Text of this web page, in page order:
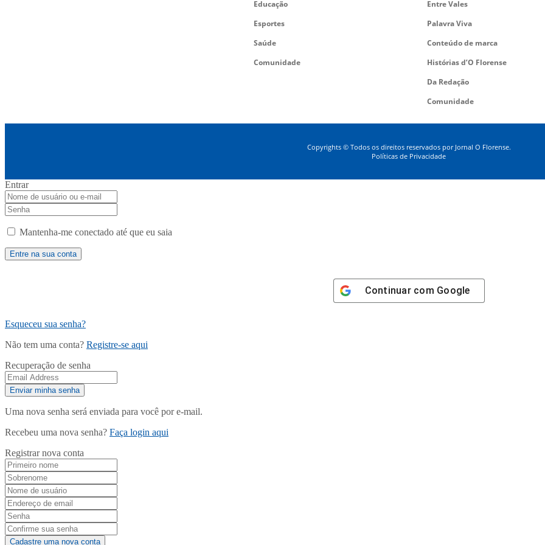
Educação
Esportes
Saúde
Comunidade
Entre Vales
Palavra Viva
Conteúdo de marca
Histórias d’O Florense
Da Redação
Comunidade
Copyrights © Todos os direitos reservados por Jornal O Florense.
Políticas de Privacidade
Entrar
Mantenha-me conectado até que eu saia
Continuar com Google
Esqueceu sua senha?
Não tem uma conta? Registre-se aqui
Recuperação de senha
Uma nova senha será enviada para você por e-mail.
Recebeu uma nova senha? Faça login aqui
Registrar nova conta